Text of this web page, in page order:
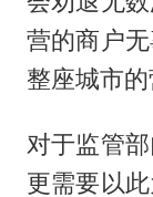
营的商户
整座城市的
对于监管
更需要以